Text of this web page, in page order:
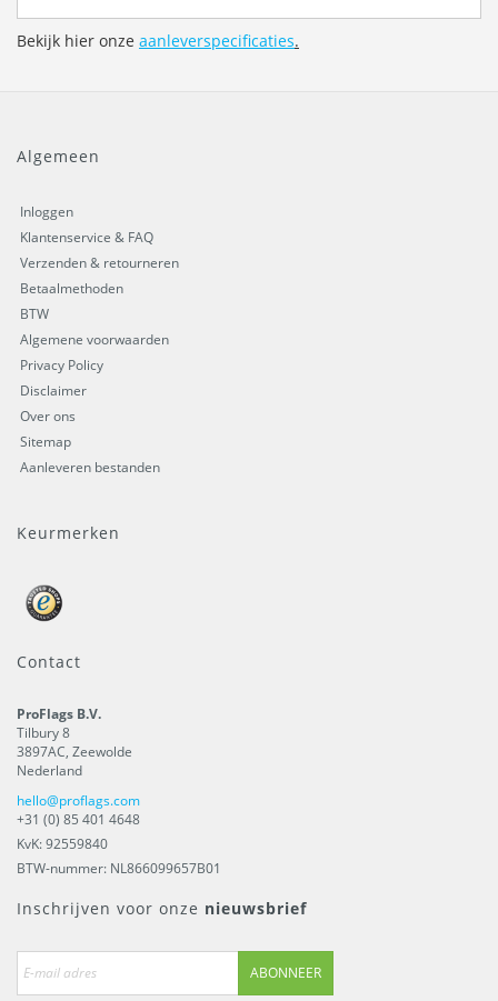
Bekijk hier onze aanleverspecificaties.
Algemeen
Inloggen
Klantenservice & FAQ
Verzenden & retourneren
Betaalmethoden
BTW
Algemene voorwaarden
Privacy Policy
Disclaimer
Over ons
Sitemap
Aanleveren bestanden
Keurmerken
Contact
ProFlags B.V.
Tilbury 8
3897AC, Zeewolde
Nederland
hello@proflags.com
+31 (0) 85 401 4648
KvK: 92559840
BTW-nummer: NL866099657B01
Inschrijven voor onze nieuwsbrief
ABONNEER